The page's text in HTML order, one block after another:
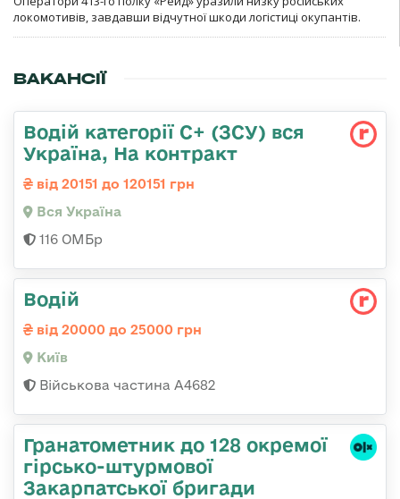
локомотивів, завдавши відчутної шкоди логістиці окупантів.
ВАКАНСІЇ
Водій категорії С+ (ЗСУ) вся
Україна, На контракт
від 20151 до 120151 грн
Вся Україна
116 ОМБр
Водій
від 20000 до 25000 грн
Київ
Військова частина А4682
Гранатометник до 128 окремої
гірсько-штурмової
Закарпатської бригади